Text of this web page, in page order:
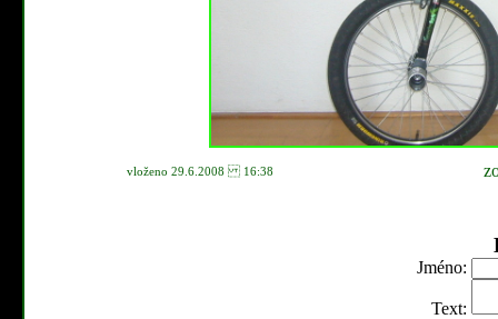
vloženo 29.6.2008 16:38
Jméno:
Text: